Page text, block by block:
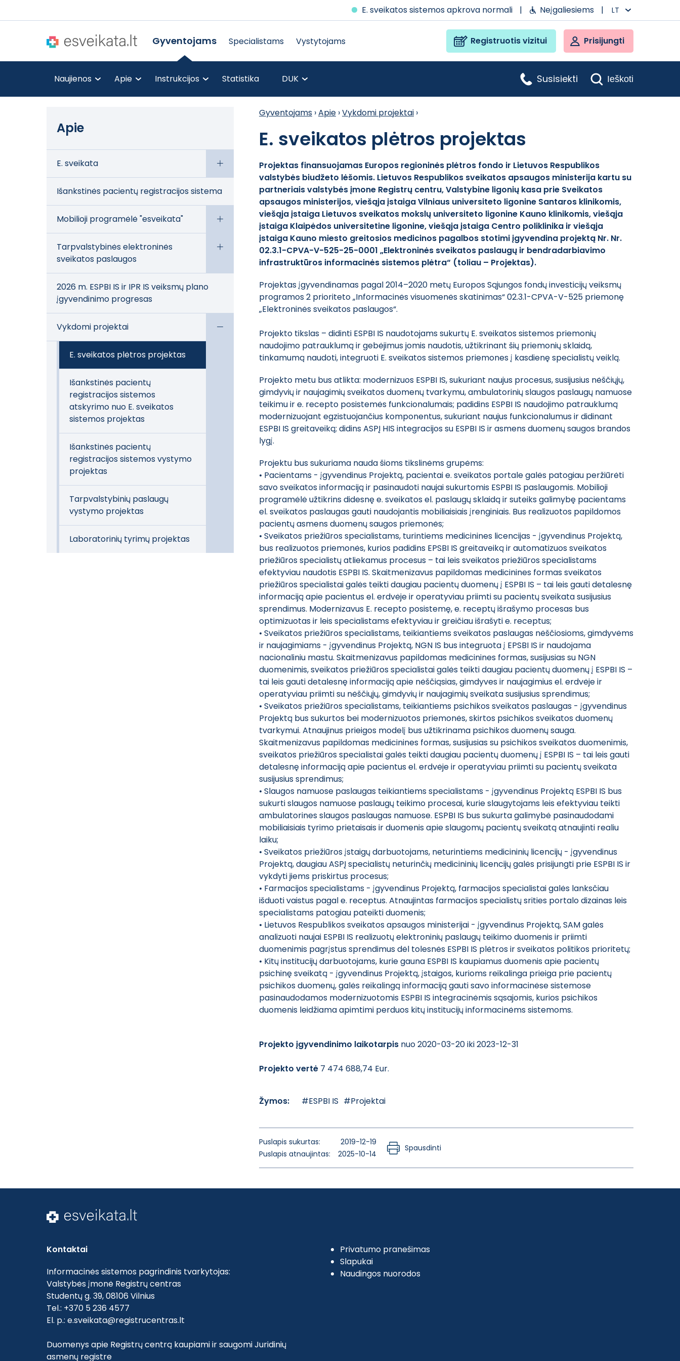
E. sveikatos sistemos apkrova normali | Neįgaliesiems | LT
Gyventojams Specialistams Vystytojams Registruotis vizitui Prisijungti
Naujienos Apie Instrukcijos Statistika DUK Susisiekti Ieškoti
Apie
E. sveikata
Išankstinės pacientų registracijos sistema
Mobilioji programėlė "esveikata"
Tarpvalstybinės elektroninės
sveikatos paslaugos
2026 m. ESPBI IS ir IPR IS veiksmų plano
įgyvendinimo progresas
Vykdomi projektai
E. sveikatos plėtros projektas
Išankstinės pacientų
registracijos sistemos
atskyrimo nuo E. sveikatos
sistemos projektas
Išankstinės pacientų
registracijos sistemos vystymo
projektas
Tarpvalstybinių paslaugų
vystymo projektas
Laboratorinių tyrimų projektas
Gyventojams ›Apie ›Vykdomi projektai ›
E. sveikatos plėtros projektas
Projektas finansuojamas Europos regioninės plėtros fondo ir Lietuvos Respublikos
valstybės biudžeto lėšomis. Lietuvos Respublikos sveikatos apsaugos ministerija kartu su
partneriais valstybės įmone Registrų centru, Valstybine ligonių kasa prie Sveikatos
apsaugos ministerijos, viešąja įstaiga Vilniaus universiteto ligonine Santaros klinikomis,
viešąja įstaiga Lietuvos sveikatos mokslų universiteto ligonine Kauno klinikomis, viešąja
įstaiga Klaipėdos universitetine ligonine, viešąja įstaiga Centro poliklinika ir viešąja
įstaiga Kauno miesto greitosios medicinos pagalbos stotimi įgyvendina projektą Nr. Nr.
02.3.1-CPVA-V-525-25-0001 „Elektroninės sveikatos paslaugų ir bendradarbiavimo
infrastruktūros informacinės sistemos plėtra“ (toliau – Projektas).
Projektas įgyvendinamas pagal 2014–2020 metų Europos Sąjungos fondų investicijų veiksmų
programos 2 prioriteto „Informacinės visuomenės skatinimas“ 02.3.1-CPVA-V-525 priemonę
„Elektroninės sveikatos paslaugos“.
Projekto tikslas – didinti ESPBI IS naudotojams sukurtų E. sveikatos sistemos priemonių
naudojimo patrauklumą ir gebėjimus jomis naudotis, užtikrinant šių priemonių sklaidą,
tinkamumą naudoti, integruoti E. sveikatos sistemos priemones į kasdienę specialistų veiklą.
Projekto metu bus atlikta: modernizuos ESPBI IS, sukuriant naujus procesus, susijusius nėščiųjų,
gimdyvių ir naujagimių sveikatos duomenų tvarkymu, ambulatorinių slaugos paslaugų namuose
teikimu ir e. recepto posistemės funkcionalumais; padidins ESPBI IS naudojimo patrauklumą
modernizuojant egzistuojančius komponentus, sukuriant naujus funkcionalumus ir didinant
ESPBI IS greitaveiką; didins ASPĮ HIS integracijos su ESPBI IS ir asmens duomenų saugos brandos
lygį.
Projektu bus sukuriama nauda šioms tikslinėms grupėms:
• Pacientams - įgyvendinus Projektą, pacientai e. sveikatos portale galės patogiau peržiūrėti
savo sveikatos informaciją ir pasinaudoti naujai sukurtomis ESPBI IS paslaugomis. Mobilioji
programėlė užtikrins didesnę e. sveikatos el. paslaugų sklaidą ir suteiks galimybę pacientams
el. sveikatos paslaugas gauti naudojantis mobiliaisiais įrenginiais. Bus realizuotos papildomos
pacientų asmens duomenų saugos priemonės;
• Sveikatos priežiūros specialistams, turintiems medicinines licencijas - įgyvendinus Projektą,
bus realizuotos priemonės, kurios padidins EPSBI IS greitaveiką ir automatizuos sveikatos
priežiūros specialistų atliekamus procesus – tai leis sveikatos priežiūros specialistams
efektyviau naudotis ESPBI IS. Skaitmenizavus papildomas medicinines formas sveikatos
priežiūros specialistai galės teikti daugiau pacientų duomenų į ESPBI IS – tai leis gauti detalesnę
informaciją apie pacientus el. erdvėje ir operatyviau priimti su pacientų sveikata susijusius
sprendimus. Modernizavus E. recepto posistemę, e. receptų išrašymo procesas bus
optimizuotas ir leis specialistams efektyviau ir greičiau išrašyti e. receptus;
• Sveikatos priežiūros specialistams, teikiantiems sveikatos paslaugas nėščiosioms, gimdyvėms
ir naujagimiams - įgyvendinus Projektą, NGN IS bus integruota į EPSBI IS ir naudojama
nacionaliniu mastu. Skaitmenizavus papildomas medicinines formas, susijusias su NGN
duomenimis, sveikatos priežiūros specialistai galės teikti daugiau pacientų duomenų į ESPBI IS –
tai leis gauti detalesnę informaciją apie nėščiąsias, gimdyves ir naujagimius el. erdvėje ir
operatyviau priimti su nėščiųjų, gimdyvių ir naujagimių sveikata susijusius sprendimus;
• Sveikatos priežiūros specialistams, teikiantiems psichikos sveikatos paslaugas - įgyvendinus
Projektą bus sukurtos bei modernizuotos priemonės, skirtos psichikos sveikatos duomenų
tvarkymui. Atnaujinus prieigos modelį bus užtikrinama psichikos duomenų sauga.
Skaitmenizavus papildomas medicinines formas, susijusias su psichikos sveikatos duomenimis,
sveikatos priežiūros specialistai galės teikti daugiau pacientų duomenų į ESPBI IS – tai leis gauti
detalesnę informaciją apie pacientus el. erdvėje ir operatyviau priimti su pacientų sveikata
susijusius sprendimus;
• Slaugos namuose paslaugas teikiantiems specialistams - įgyvendinus Projektą ESPBI IS bus
sukurti slaugos namuose paslaugų teikimo procesai, kurie slaugytojams leis efektyviau teikti
ambulatorines slaugos paslaugas namuose. ESPBI IS bus sukurta galimybė pasinaudodami
mobiliaisiais tyrimo prietaisais ir duomenis apie slaugomų pacientų sveikatą atnaujinti realiu
laiku;
• Sveikatos priežiūros įstaigų darbuotojams, neturintiems medicininių licencijų - įgyvendinus
Projektą, daugiau ASPĮ specialistų neturinčių medicininių licencijų galės prisijungti prie ESPBI IS ir
vykdyti jiems priskirtus procesus;
• Farmacijos specialistams - įgyvendinus Projektą, farmacijos specialistai galės lanksčiau
išduoti vaistus pagal e. receptus. Atnaujintas farmacijos specialistų srities portalo dizainas leis
specialistams patogiau pateikti duomenis;
• Lietuvos Respublikos sveikatos apsaugos ministerijai - įgyvendinus Projektą, SAM galės
analizuoti naujai ESPBI IS realizuotų elektroninių paslaugų teikimo duomenis ir priimti
duomenimis pagrįstus sprendimus dėl tolesnės ESPBI IS plėtros ir sveikatos politikos prioritetų;
• Kitų institucijų darbuotojams, kurie gauna ESPBI IS kaupiamus duomenis apie pacientų
psichinę sveikatą - įgyvendinus Projektą, įstaigos, kurioms reikalinga prieiga prie pacientų
psichikos duomenų, galės reikalingą informaciją gauti savo informacinėse sistemose
pasinaudodamos modernizuotomis ESPBI IS integracinėmis sąsajomis, kurios psichikos
duomenis leidžiama apimtimi perduos kitų institucijų informacinėms sistemoms.
Projekto įgyvendinimo laikotarpis nuo 2020-03-20 iki 2023-12-31
Projekto vertė 7 474 688,74 Eur.
Žymos: #ESPBI IS #Projektai
Puslapis sukurtas:
Puslapis atnaujintas:
2019-12-19
2025-10-14
Spausdinti
Kontaktai
Informacinės sistemos pagrindinis tvarkytojas:
Valstybės įmonė Registrų centras
Studentų g. 39, 08106 Vilnius
Tel.: +370 5 236 4577
El. p.: e.sveikata@registrucentras.lt
Duomenys apie Registrų centrą kaupiami ir saugomi Juridinių
asmenų registre
Privatumo pranešimas
Slapukai
Naudingos nuorodos